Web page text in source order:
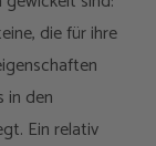
die für ihre
in den
Ein relativ